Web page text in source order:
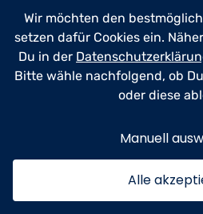
Für
Für
Über
Wir möchten den
setzen dafür Cookies ein.
Du in der
Bitte wähle nachfolgend, ob
oder diese
Manuell
Alle